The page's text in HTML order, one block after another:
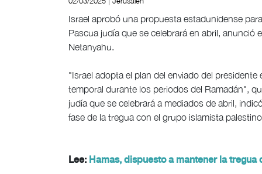
Israel aprobó una propuesta estadunidense
Pascua judía que se celebrará en abril, anunció
Netanyahu.
"Israel adopta el plan del enviado del
temporal durante los periodos del Ramadán",
judía que se celebrará a mediados de abril,
fase de la tregua con el grupo islamista
Lee: Hamas, dispuesto a mantener la tregua